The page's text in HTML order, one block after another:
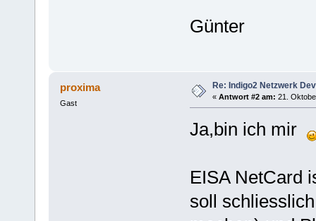
Günter
proxima
Gast
Re: Indigo2 Netzwerk
« Antwort #2 am: 21.
Ja,bin ich mir
EISA NetCard
soll